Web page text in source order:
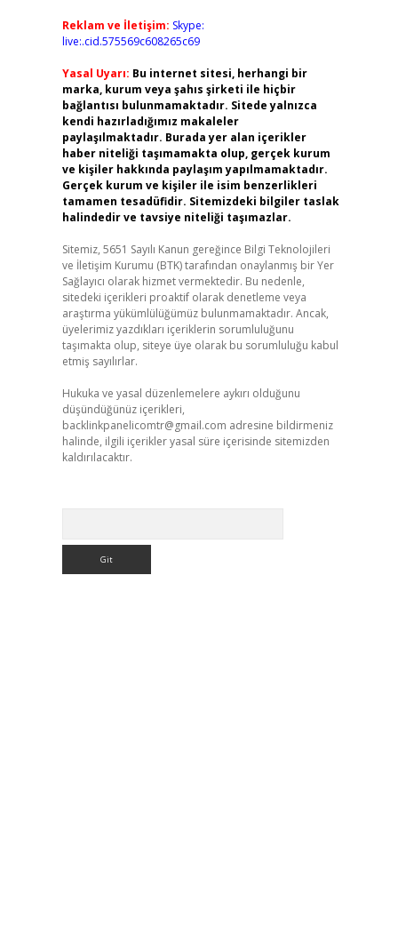
Reklam ve İletişim: Skype:
live:.cid.575569c608265c69
Yasal Uyarı: Bu internet sitesi, herhangi bir
marka, kurum veya şahıs şirketi ile hiçbir
bağlantısı bulunmamaktadır. Sitede yalnızca
kendi hazırladığımız makaleler
paylaşılmaktadır. Burada yer alan içerikler
haber niteliği taşımamakta olup, gerçek kurum
ve kişiler hakkında paylaşım yapılmamaktadır.
Gerçek kurum ve kişiler ile isim benzerlikleri
tamamen tesadüfidir. Sitemizdeki bilgiler taslak
halindedir ve tavsiye niteliği taşımazlar.
Sitemiz, 5651 Sayılı Kanun gereğince Bilgi Teknolojileri
ve İletişim Kurumu (BTK) tarafından onaylanmış bir Yer
Sağlayıcı olarak hizmet vermektedir. Bu nedenle,
sitedeki içerikleri proaktif olarak denetleme veya
araştırma yükümlülüğümüz bulunmamaktadır. Ancak,
üyelerimiz yazdıkları içeriklerin sorumluluğunu
taşımakta olup, siteye üye olarak bu sorumluluğu kabul
etmiş sayılırlar.
Hukuka ve yasal düzenlemelere aykırı olduğunu
düşündüğünüz içerikleri,
backlinkpanelicomtr@gmail.com adresine bildirmeniz
halinde, ilgili içerikler yasal süre içerisinde sitemizden
kaldırılacaktır.